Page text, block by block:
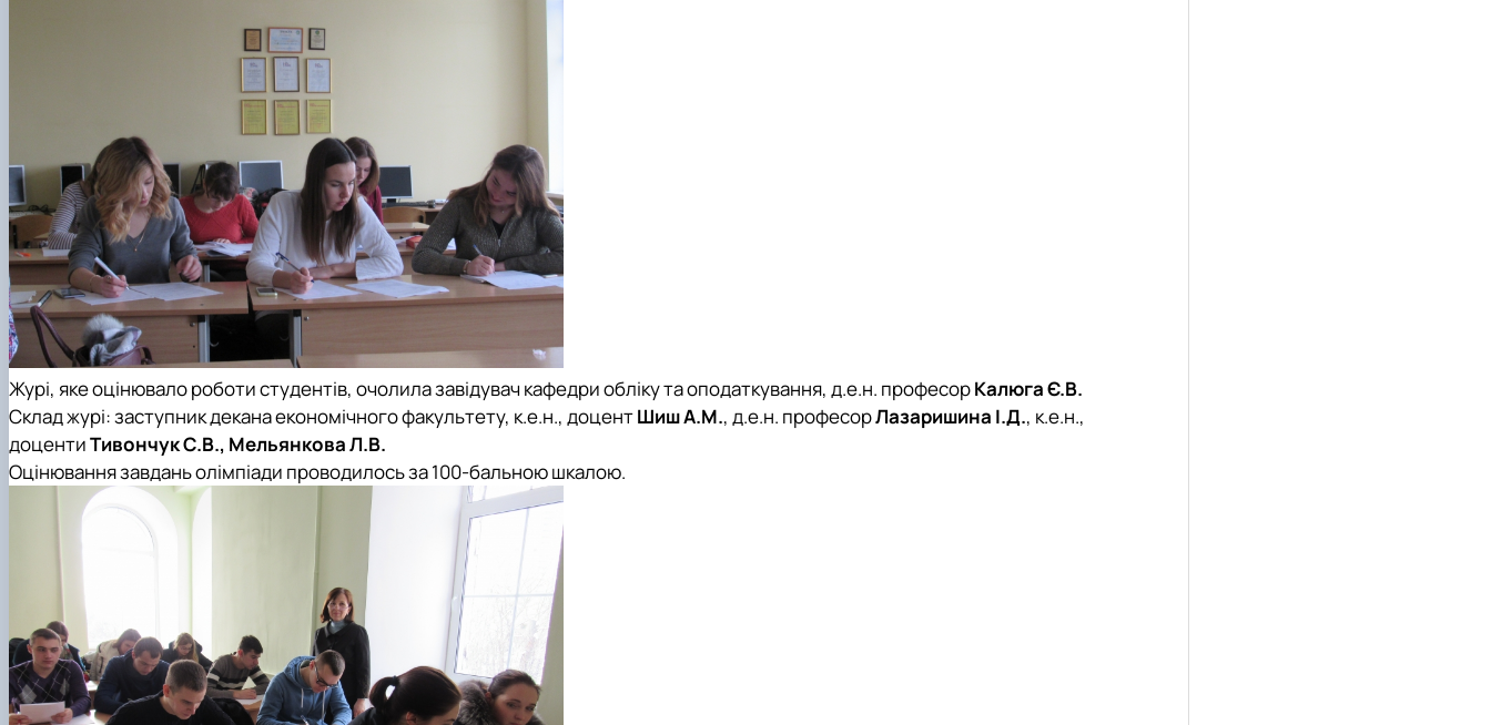
Журі, яке оцінювало роботи студентів, очолила завідувач кафедри обліку та оподаткування, д.е.н. професорКалюга Є.В.
Склад журі: заступник декана економічного факультету, к.е.н., доцентШиш А.М., д.е.н. професорЛазаришина І.Д., к.е.н.,
доцентиТивончук С.В., Мельянкова Л.В.
Оцінювання завдань олімпіади проводилось за 100-бальною шкалою.